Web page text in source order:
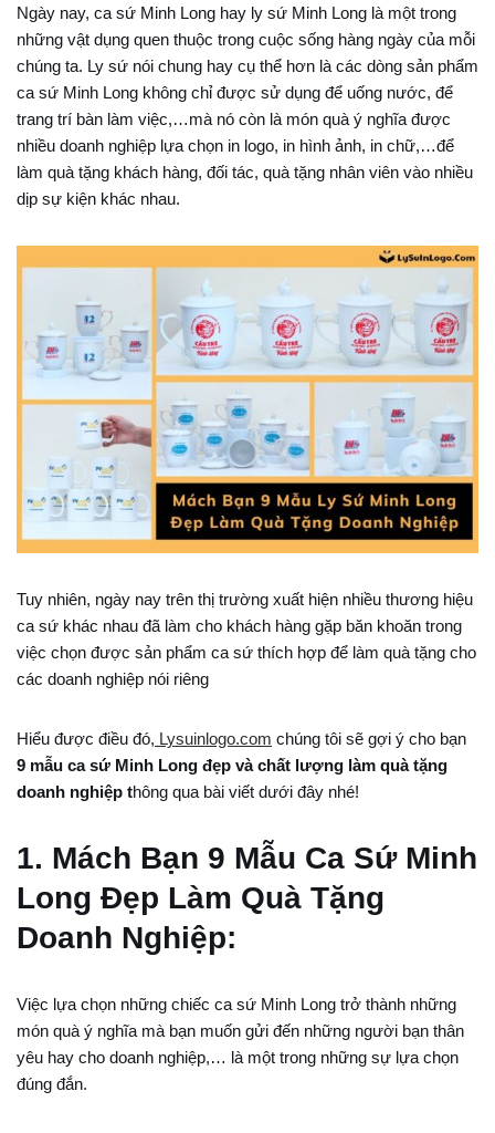
Ngày nay, ca sứ Minh Long hay ly sứ Minh Long là một trong
những vật dụng quen thuộc trong cuộc sống hàng ngày của mỗi
chúng ta. Ly sứ nói chung hay cụ thể hơn là các dòng sản phẩm
ca sứ Minh Long không chỉ được sử dụng để uống nước, để
trang trí bàn làm việc,…mà nó còn là món quà ý nghĩa được
nhiều doanh nghiệp lựa chọn in logo, in hình ảnh, in chữ,…để
làm quà tặng khách hàng, đối tác, quà tặng nhân viên vào nhiều
dịp sự kiện khác nhau.
Tuy nhiên, ngày nay trên thị trường xuất hiện nhiều thương hiệu
ca sứ khác nhau đã làm cho khách hàng gặp băn khoăn trong
việc chọn được sản phẩm ca sứ thích hợp để làm quà tặng cho
các doanh nghiệp nói riêng
Hiểu được điều đó, Lysuinlogo.com chúng tôi sẽ gợi ý cho bạn
9 mẫu ca sứ Minh Long đẹp và chất lượng làm quà tặng
doanh nghiệp thông qua bài viết dưới đây nhé!
1. Mách Bạn 9 Mẫu Ca Sứ Minh
Long Đẹp Làm Quà Tặng
Doanh Nghiệp:
Việc lựa chọn những chiếc ca sứ Minh Long trở thành những
món quà ý nghĩa mà bạn muốn gửi đến những người bạn thân
yêu hay cho doanh nghiệp,… là một trong những sự lựa chọn
đúng đắn.